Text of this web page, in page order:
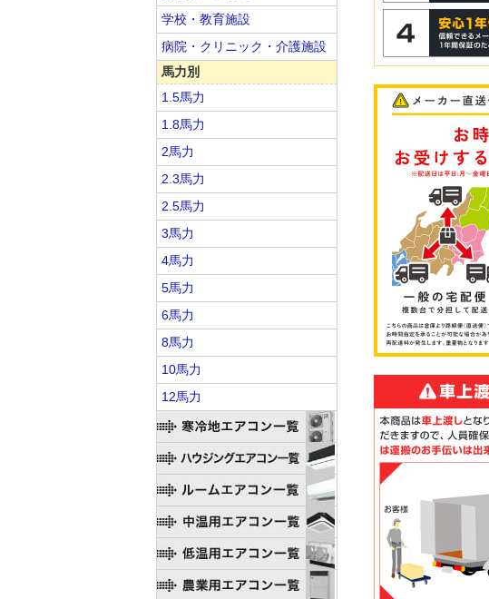
学校・教育施設
病院・クリニック・介護施設
馬力別
1.5馬力
1.8馬力
2馬力
2.3馬力
2.5馬力
3馬力
4馬力
5馬力
6馬力
8馬力
10馬力
12馬力